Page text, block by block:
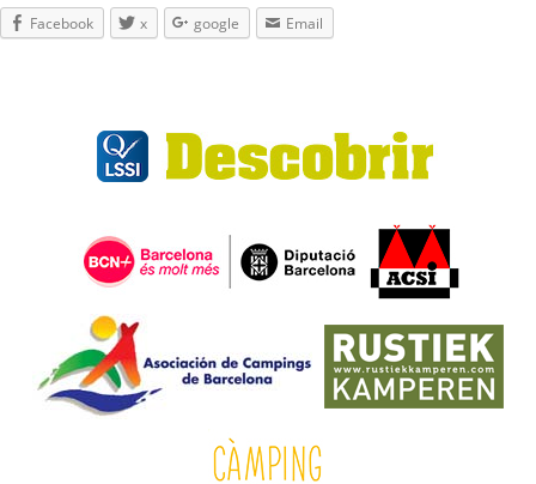
Facebook x google Email